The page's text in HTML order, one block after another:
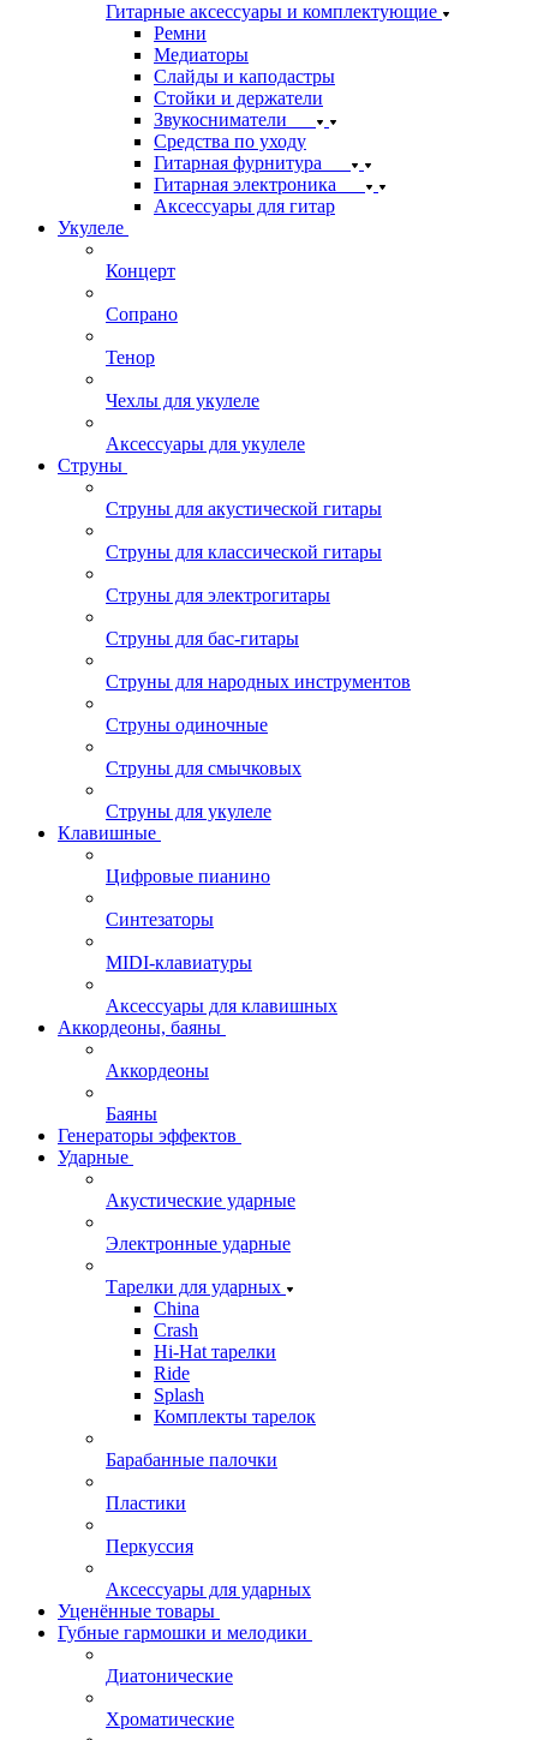
Гитарные аксессуары и комплектующие
Ремни
Медиаторы
Слайды и каподастры
Стойки и держатели
Звукосниматели
Средства по уходу
Гитарная фурнитура
Гитарная электроника
Аксессуары для гитар
Укулеле
Концерт
Сопрано
Тенор
Чехлы для укулеле
Аксессуары для укулеле
Струны
Струны для акустической гитары
Струны для классической гитары
Струны для электрогитары
Струны для бас-гитары
Струны для народных инструментов
Струны одиночные
Струны для смычковых
Струны для укулеле
Клавишные
Цифровые пианино
Синтезаторы
MIDI-клавиатуры
Аксессуары для клавишных
Аккордеоны, баяны
Аккордеоны
Баяны
Генераторы эффектов
Ударные
Акустические ударные
Электронные ударные
Тарелки для ударных
China
Crash
Hi-Hat тарелки
Ride
Splash
Комплекты тарелок
Барабанные палочки
Пластики
Перкуссия
Аксессуары для ударных
Уценённые товары
Губные гармошки и мелодики
Диатонические
Хроматические